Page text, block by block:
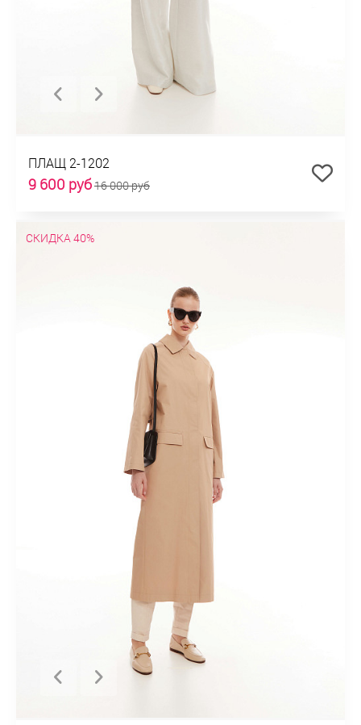
ПЛАЩ 2-1202
9 600 руб16 000 руб
СКИДКА 40%